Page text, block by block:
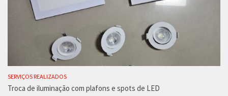
SERVIÇOS REALIZADOS
Troca de iluminação com plafons e spots de LED